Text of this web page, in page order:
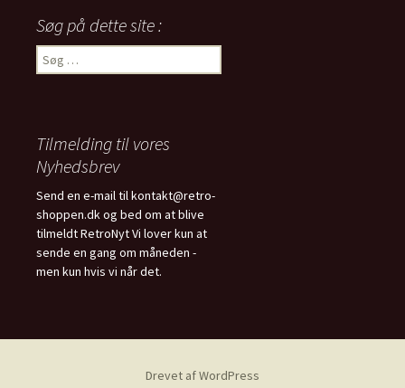
Søg på dette site :
Søg
efter:
Tilmelding til vores
Nyhedsbrev
Send en e-mail til kontakt@retro-
shoppen.dk og bed om at blive
tilmeldt RetroNyt Vi lover kun at
sende en gang om måneden -
men kun hvis vi når det.
Drevet af WordPress